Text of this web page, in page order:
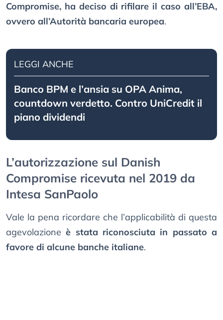
Compromise, ha deciso di rifilare il caso all’EBA,
ovvero all’Autorità bancaria europea.
LEGGI ANCHE
Banco BPM e l’ansia su OPA Anima,
countdown verdetto. Contro UniCredit il
piano dividendi
L’autorizzazione sul Danish
Compromise ricevuta nel 2019 da
Intesa SanPaolo
Vale la pena ricordare che l’applicabilità di questa
agevolazioneè stata riconosciuta in passato a
favore di alcune banche italiane.